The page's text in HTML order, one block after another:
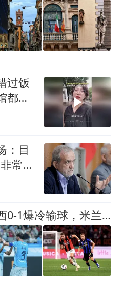
过饭
都没
：目
常困
豪门悲喜夜：切尔西0-1爆冷输球，米兰1-1绝平国米，曼城3-1完胜